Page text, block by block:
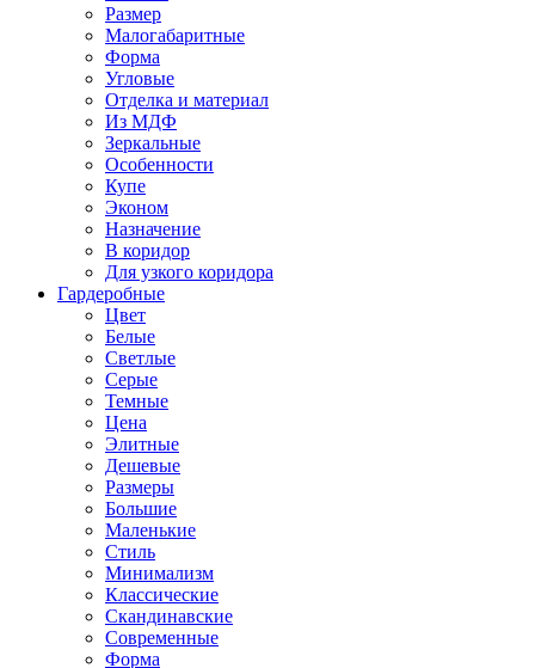
Размер
Малогабаритные
Форма
Угловые
Отделка и материал
Из МДФ
Зеркальные
Особенности
Купе
Эконом
Назначение
В коридор
Для узкого коридора
Гардеробные
Цвет
Белые
Светлые
Серые
Темные
Цена
Элитные
Дешевые
Размеры
Большие
Маленькие
Стиль
Минимализм
Классические
Скандинавские
Современные
Форма